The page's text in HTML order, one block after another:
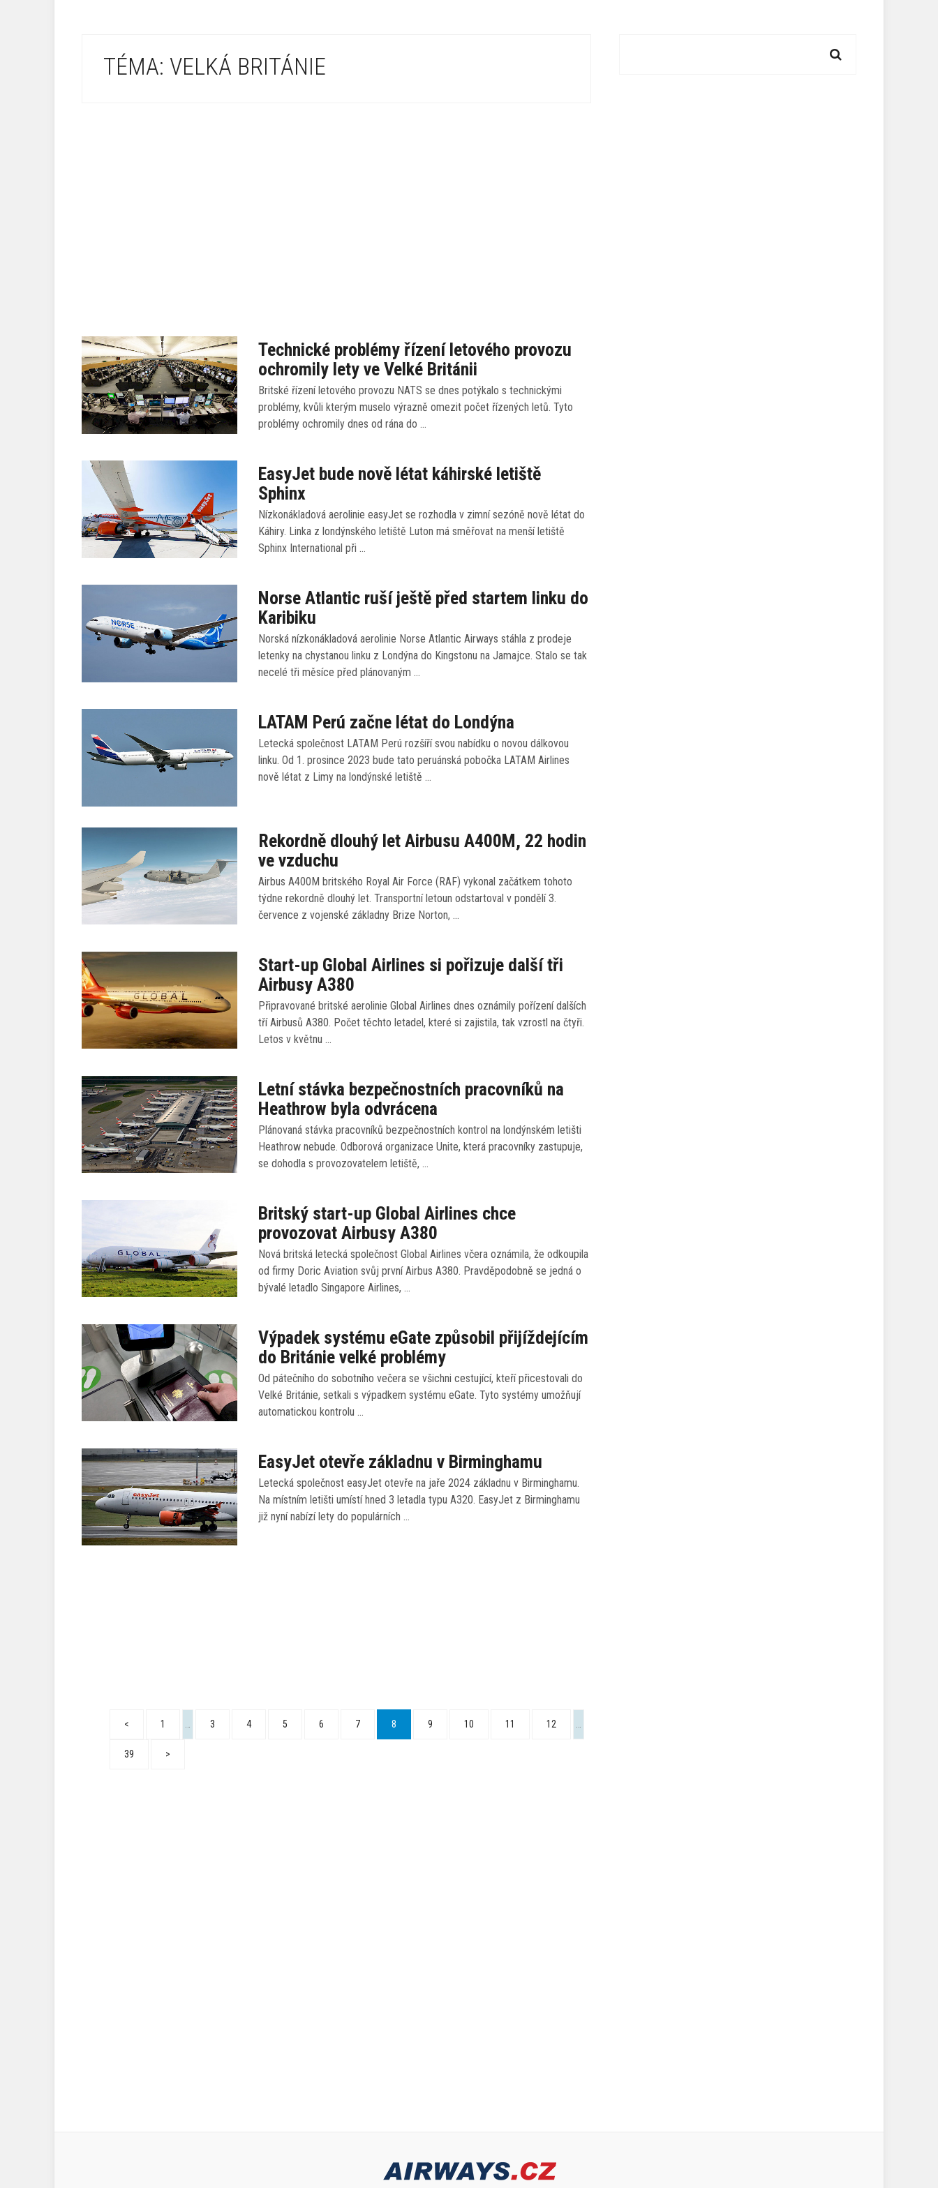
TÉMA: VELKÁ BRITÁNIE
Technické problémy řízení letového provozu
ochromily lety ve Velké Británii
Britské řízení letového provozu NATS se dnes potýkalo s technickými
problémy, kvůli kterým muselo výrazně omezit počet řízených letů. Tyto
problémy ochromily dnes od rána do …
EasyJet bude nově létat káhirské letiště
Sphinx
Nízkonákladová aerolinie easyJet se rozhodla v zimní sezóně nově létat do
Káhiry. Linka z londýnského letiště Luton má směřovat na menší letiště
Sphinx International při …
Norse Atlantic ruší ještě před startem linku do
Karibiku
Norská nízkonákladová aerolinie Norse Atlantic Airways stáhla z prodeje
letenky na chystanou linku z Londýna do Kingstonu na Jamajce. Stalo se tak
necelé tři měsíce před plánovaným …
LATAM Perú začne létat do Londýna
Letecká společnost LATAM Perú rozšíří svou nabídku o novou dálkovou
linku. Od 1. prosince 2023 bude tato peruánská pobočka LATAM Airlines
nově létat z Limy na londýnské letiště …
Rekordně dlouhý let Airbusu A400M, 22 hodin
ve vzduchu
Airbus A400M britského Royal Air Force (RAF) vykonal začátkem tohoto
týdne rekordně dlouhý let. Transportní letoun odstartoval v pondělí 3.
července z vojenské základny Brize Norton, …
Start-up Global Airlines si pořizuje další tři
Airbusy A380
Připravované britské aerolinie Global Airlines dnes oznámily pořízení dalších
tří Airbusů A380. Počet těchto letadel, které si zajistila, tak vzrostl na čtyři.
Letos v květnu …
Letní stávka bezpečnostních pracovníků na
Heathrow byla odvrácena
Plánovaná stávka pracovníků bezpečnostních kontrol na londýnském letišti
Heathrow nebude. Odborová organizace Unite, která pracovníky zastupuje,
se dohodla s provozovatelem letiště, …
Britský start-up Global Airlines chce
provozovat Airbusy A380
Nová britská letecká společnost Global Airlines včera oznámila, že odkoupila
od firmy Doric Aviation svůj první Airbus A380. Pravděpodobně se jedná o
bývalé letadlo Singapore Airlines, …
Výpadek systému eGate způsobil přijíždejícím
do Británie velké problémy
Od pátečního do sobotního večera se všichni cestující, kteří přicestovali do
Velké Británie, setkali s výpadkem systému eGate. Tyto systémy umožňují
automatickou kontrolu …
EasyJet otevře základnu v Birminghamu
Letecká společnost easyJet otevře na jaře 2024 základnu v Birminghamu.
Na místním letišti umístí hned 3 letadla typu A320. EasyJet z Birminghamu
již nyní nabízí lety do populárních …
< 1 3 4 5 6 7 8 9 10 11 12
39 >